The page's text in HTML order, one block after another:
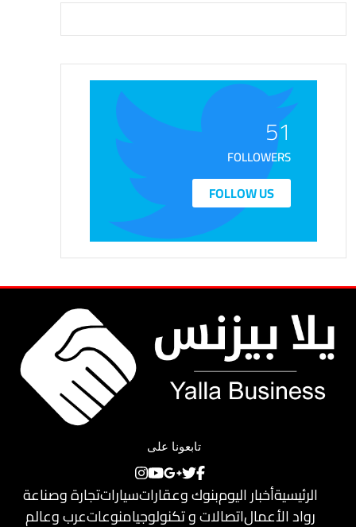
51
FOLLOWERS
FOLLOW US
تابعونا على
الرئيسيةأخبار اليومبنوك وعقاراتسياراتتجارة وصناعة
رواد الأعمالاتصالات و تكنولوجيامنوعاتعرب وعالم